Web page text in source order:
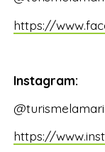
https://
Instagram:
https://